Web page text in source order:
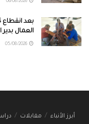
العمال بدير
أبرز الأنباء مقابلات